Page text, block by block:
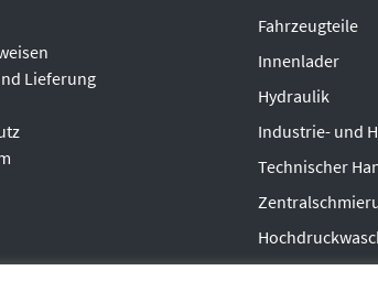
Lieferung
Fahrzeugteile
Innenlader
Hydraulik
Industrie- und
Technischer